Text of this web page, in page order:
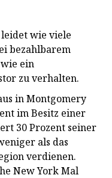
wie viele
bezahlbarem
ein
zu verhalten.
in Montgomery
im Besitz einer
30 Prozent seiner
als das
verdienen.
New York Mal